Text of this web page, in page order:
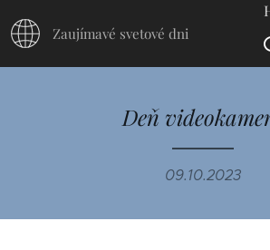
Zaujímavé svetové dni
Deň
09.10.2023